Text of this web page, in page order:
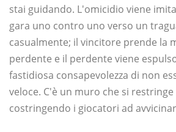
stai guidando. L'omicidio viene
gara uno contro uno verso un
casualmente; il vincitore prende la
perdente e il perdente viene
fastidiosa consapevolezza di non
veloce. C'è un muro che si
costringendo i giocatori ad